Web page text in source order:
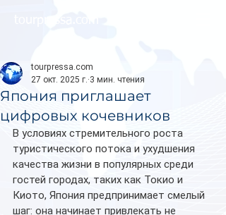
Япония приглашает
цифровых кочевников
tourpressa.com
27 окт. 2025 г. 3 мин. чтения
В условиях стремительного роста
туристического потока и ухудшения
качества жизни в популярных среди
гостей городах, таких как Токио и
Киото, Япония предпринимает смелый
шаг: она начинает привлекать не